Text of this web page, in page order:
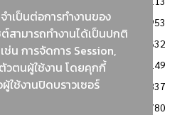
ำเป็นต่อการทำงานของ
ต์สามารถทำงานได้เป็นปกติ
น การจัดการ Session,
ตนผู้ใช้งาน โดยคุกกี้
ใช้งานปิดบราวเซอร์
1953
นการจัดซื้อจัดจ้าง
1632
1149
837
780